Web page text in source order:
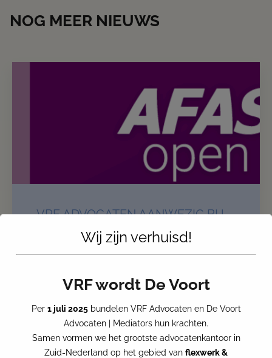
NOG MEER NIEUWS
VRF ADVOCATEN AANWEZIG BIJ
waar technologie, arbeid en toekomstgerichte
dienstverlening samenkomen. Onze collega
Hendarin Mouselli is samen met Stefan Pool, die
namens Next Standard aanwezig
Wij zijn verhuisd!
VRF wordt De Voort
Per 1 juli 2025bundelen VRF Advocaten en De Voort
Advocaten | Mediators hun krachten.
Samen vormen we het grootste advocatenkantoor in
Zuid-Nederland op het gebied van flexwerk &